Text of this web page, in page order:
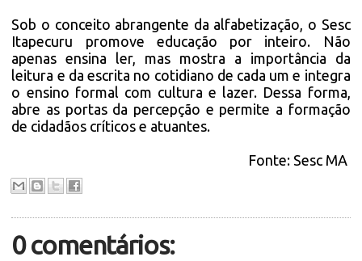
Sob o conceito abrangente da alfabetização, o Sesc
Itapecuru promove educação por inteiro. Não
apenas ensina ler, mas mostra a importância da
leitura e da escrita no cotidiano de cada um e integra
o ensino formal com cultura e lazer. Dessa forma,
abre as portas da percepção e permite a formação
de cidadãos críticos e atuantes.
Fonte: Sesc MA
0 comentários: